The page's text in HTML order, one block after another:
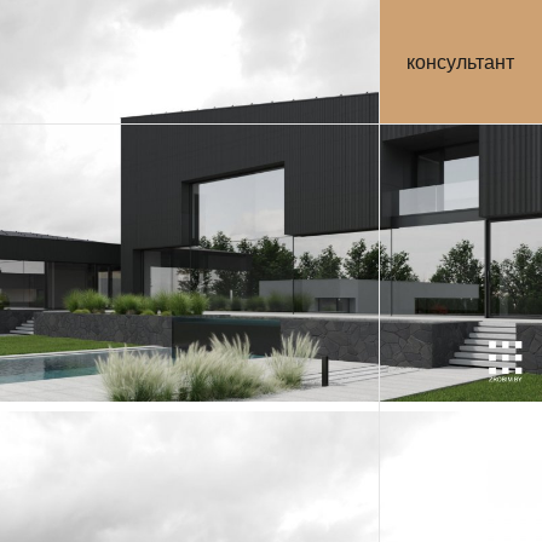
консультант